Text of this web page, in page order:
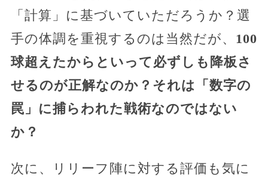
「計算」に基づいていただろうか？選
手の体調を重視するのは当然だが、 100
球超えたからといって必ずしも降板さ
せるのが正解なのか？それは「数字の
罠」に捕らわれた戦術なのではない
か？
次に、リリーフ陣に対する評価も気に